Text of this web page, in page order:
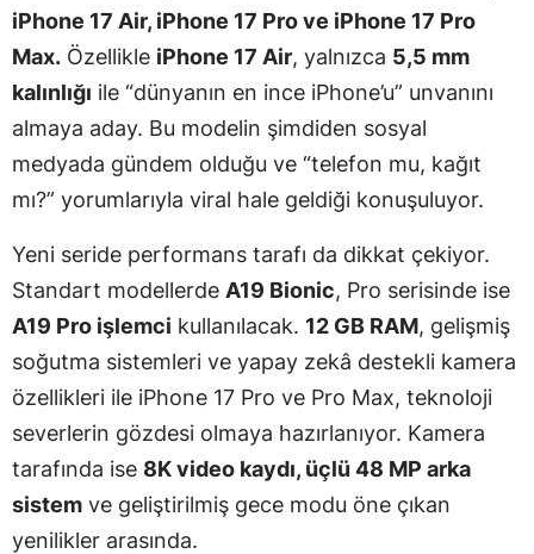
iPhone 17 Air, iPhone 17 Pro ve iPhone 17 Pro
Max. Özellikle iPhone 17 Air, yalnızca 5,5 mm
kalınlığı ile “dünyanın en ince iPhone’u” unvanını
almaya aday. Bu modelin şimdiden sosyal
medyada gündem olduğu ve “telefon mu, kağıt
mı?” yorumlarıyla viral hale geldiği konuşuluyor.
Yeni seride performans tarafı da dikkat çekiyor.
Standart modellerde A19 Bionic, Pro serisinde ise
A19 Pro işlemci kullanılacak. 12 GB RAM, gelişmiş
soğutma sistemleri ve yapay zekâ destekli kamera
özellikleri ile iPhone 17 Pro ve Pro Max, teknoloji
severlerin gözdesi olmaya hazırlanıyor. Kamera
tarafında ise 8K video kaydı, üçlü 48 MP arka
sistem ve geliştirilmiş gece modu öne çıkan
yenilikler arasında.